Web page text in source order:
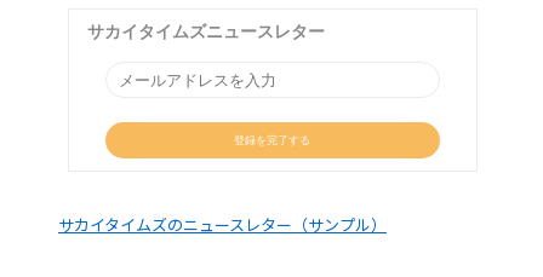
サカイタイムズのニュースレター（サンプル）